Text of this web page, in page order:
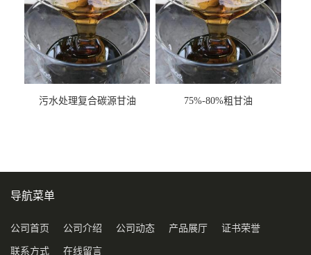
污水处理复合碳源甘油
75%-80%粗甘油
导航菜单
公司首页 公司介绍 公司动态 产品展厅 证书荣誉
联系方式 在线留言